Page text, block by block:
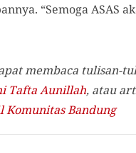
“Semoga ASAS
membaca tulisan-
Tafta Aunillah, atau
Komunitas Bandung